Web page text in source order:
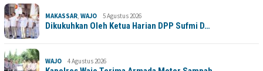
MAKASSAR WAJO 5 Agustus 2026
Dikukuhkan Oleh Ketua Harian DPP Sufmi D…
WAJO 4 Agustus 2026